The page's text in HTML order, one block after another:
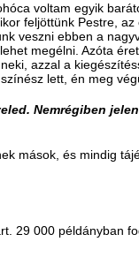
voltam egyik
feljöttünk Pestre,
veszni ebben a
megélni. Azóta
azzal a
lett, én meg
Nemrégiben
mások, és mindig
29 000 példányban